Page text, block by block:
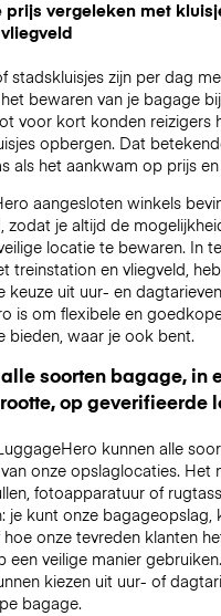
prijs vergeleken met
stadskluisjes zijn per dag
bewaren van je bagage bij
voor kort konden reizigers
opbergen. Dat
als het aankwam op prijs
aangesloten winkels
zodat je altijd de
locatie te bewaren. In
treinstation en vliegveld,
keuze uit uur- en
is om flexibele en
bieden, waar je ook bent.
soorten bagage, in
op geverifieerde
kunnen alle
onze opslaglocaties. Het
fotoapparatuur of
je kunt onze bagageopslag,
onze tevreden klanten
een veilige manier
kiezen uit uur- of
bagage.